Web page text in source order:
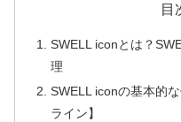
目
SWELL iconとは？
理
SWELL iconの基本的
ライン】